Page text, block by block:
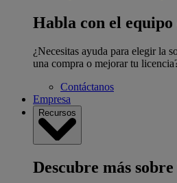
Habla con el equipo
¿Necesitas ayuda para elegir la
una compra o mejorar tu
Contáctanos
Empresa
Recursos
Descubre más